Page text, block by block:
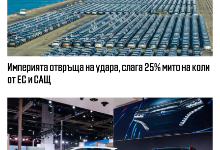
Империята отвръща на удара, слага 25% мито на коли
от ЕС и САЩ